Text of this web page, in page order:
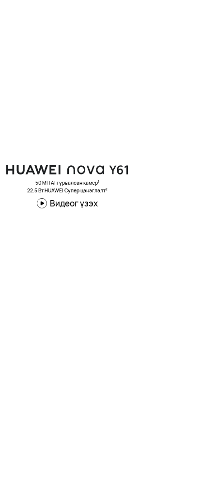
50 МП AI гурвалсан камер1
22.5 Вт HUAWEI Супер цэнэглэлт2
Видеог үзэх